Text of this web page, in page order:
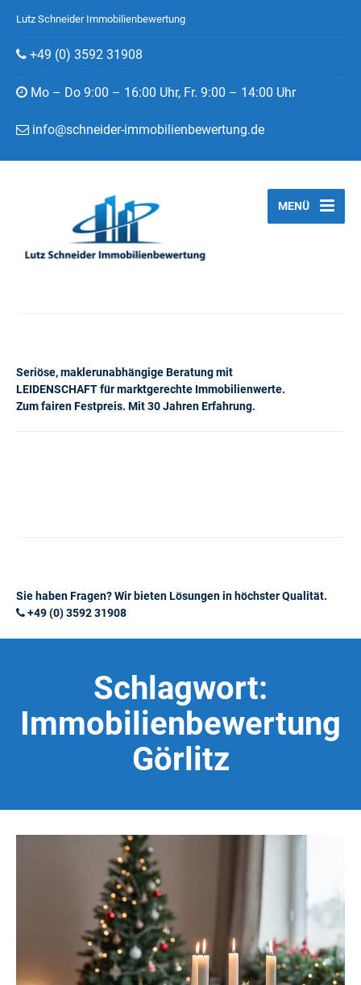
Lutz Schneider Immobilienbewertung
+49 (0) 3592 31908
Mo – Do 9:00 – 16:00 Uhr, Fr. 9:00 – 14:00 Uhr
info@schneider-immobilienbewertung.de
Seriöse, maklerunabhängige Beratung mit
LEIDENSCHAFT für marktgerechte Immobilienwerte.
Zum fairen Festpreis. Mit 30 Jahren Erfahrung.
MENÜ
Sie haben Fragen? Wir bieten Lösungen in höchster Qualität.
+49 (0) 3592 31908
Schlagwort:
Immobilienbewertung
Görlitz